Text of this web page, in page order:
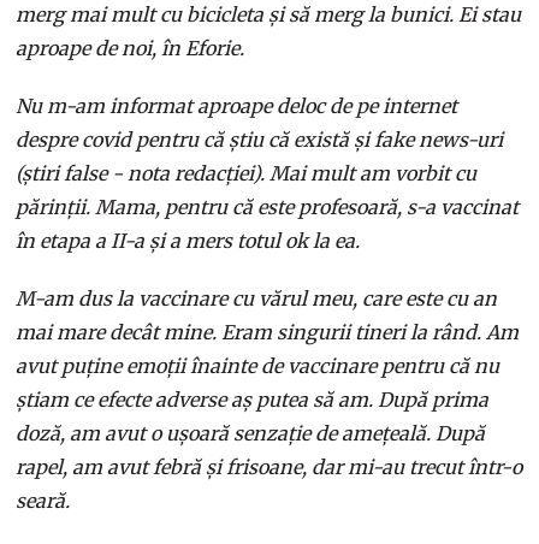
merg mai mult cu bicicleta și să merg la bunici. Ei stau
aproape de noi, în Eforie.
Nu m-am informat aproape deloc de pe internet
despre covid pentru că știu că există și fake news-uri
(știri false - nota redacției). Mai mult am vorbit cu
părinții. Mama, pentru că este profesoară, s-a vaccinat
în etapa a II-a și a mers totul ok la ea.
M-am dus la vaccinare cu vărul meu, care este cu an
mai mare decât mine. Eram singurii tineri la rând. Am
avut puține emoții înainte de vaccinare pentru că nu
știam ce efecte adverse aș putea să am. După prima
doză, am avut o ușoară senzație de amețeală. După
rapel, am avut febră și frisoane, dar mi-au trecut într-o
seară.